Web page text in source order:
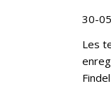
30-
Les